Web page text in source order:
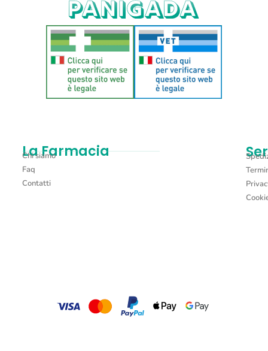
€7,90€6,95
Aggiungi al carrello
La Farmacia
Chi siamo
Faq
Contatti